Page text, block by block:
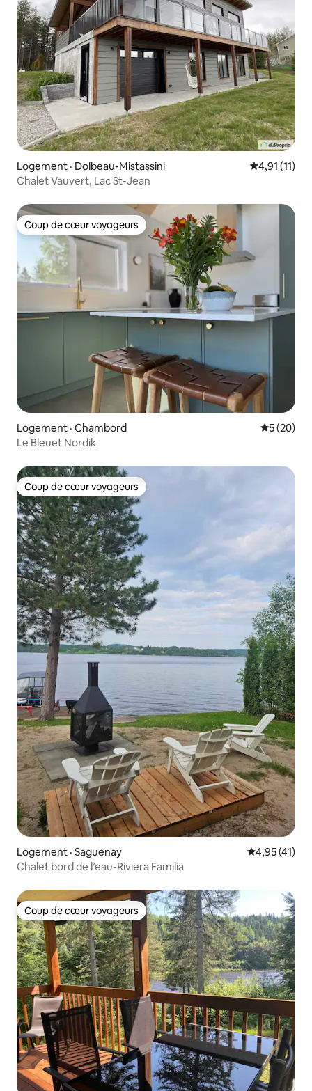
Logement · Dolbeau-Mistassini Note
4,91 (11)
Chalet Vauvert, Lac St-Jean
Coup de cœur voyageurs
Coup de cœur voyageurs
Logement · Chambord Note
5 (20)
Le Bleuet Nordik
Coup de cœur voyageurs
Coup de cœur voyageurs
Logement · Saguenay Note
4,95 (41)
Chalet bord de l’eau-Riviera Familia
Coup de cœur voyageurs
Coup de cœur voyageurs